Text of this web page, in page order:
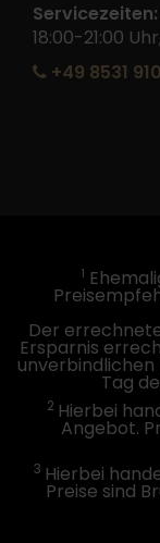
Servicezeiten:
18:00-21:00
+49 8531
1
Der
Ersparnis
Tag
2 Hierbei
Angebot.
3 Hierbei
Preise sind